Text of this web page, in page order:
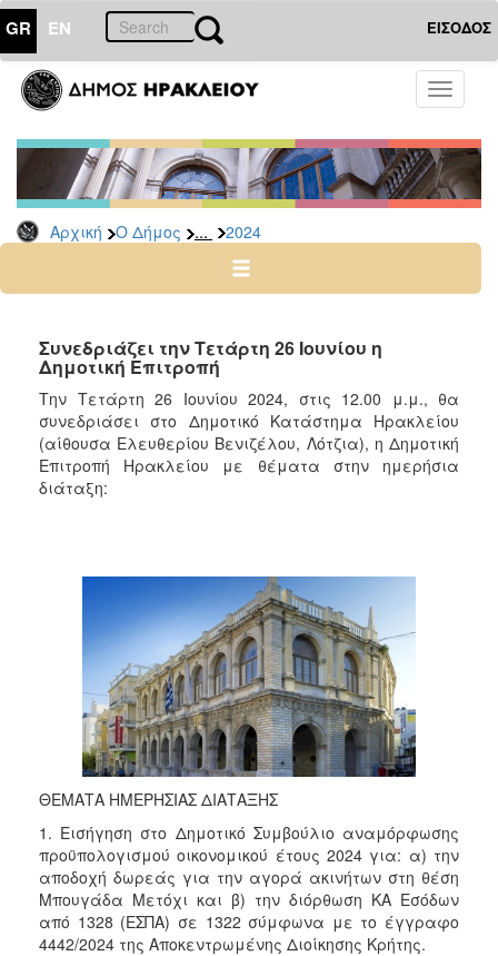
GR EN ΕΙΣΟΔΟΣ
Toggle
Αρχική Ο Δήμος ... 2024
ΔΗΜΟΣ
Δελτία
Τύπου
Αρχείο
2026
2024
2022
2021
2020
2019
2018
2013
2012
2011
2010
2006
ΤΟΠΟΣ
Συνεδριάζει την Τετάρτη 26 Ιουνίου η
Δημοτική Επιτροπή
Την Τετάρτη 26 Ιουνίου 2024, στις 12.00 μ.μ., θα
συνεδριάσει στο Δημοτικό Κατάστημα Ηρακλείου
(αίθουσα Ελευθερίου Βενιζέλου, Λότζια), η Δημοτική
Επιτροπή Ηρακλείου με θέματα στην ημερήσια
διάταξη:
ΘΕΜΑΤΑ ΗΜΕΡΗΣΙΑΣ ΔΙΑΤΑΞΗΣ
1. Εισήγηση στο Δημοτικό Συμβούλιο αναμόρφωσης
προϋπολογισμού οικονομικού έτους 2024 για: α) την
αποδοχή δωρεάς για την αγορά ακινήτων στη θέση
Μπουγάδα Μετόχι και β) την διόρθωση ΚΑ Εσόδων
από 1328 (ΕΣΠΑ) σε 1322 σύμφωνα με το έγγραφο
4442/2024 της Αποκεντρωμένης Διοίκησης Κρήτης.